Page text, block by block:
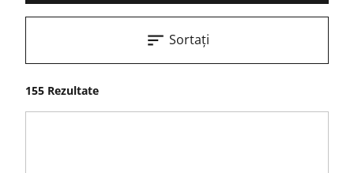
155 Rezultate
Sortați